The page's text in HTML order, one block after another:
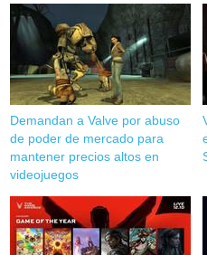
Demandan a Valve por abuso
de poder de mercado para
mantener precios altos en
videojuegos